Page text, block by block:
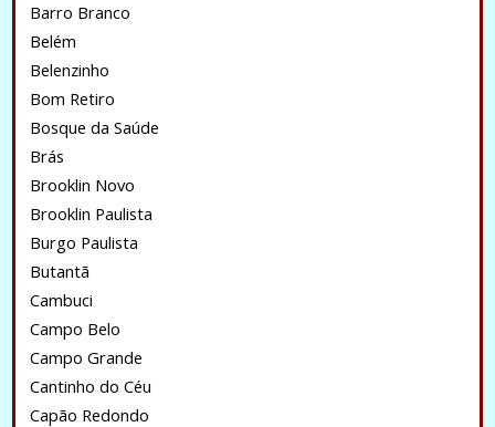
Barro Branco
Belém
Belenzinho
Bom Retiro
Bosque da Saúde
Brás
Brooklin Novo
Brooklin Paulista
Burgo Paulista
Butantã
Cambuci
Campo Belo
Campo Grande
Cantinho do Céu
Capão Redondo